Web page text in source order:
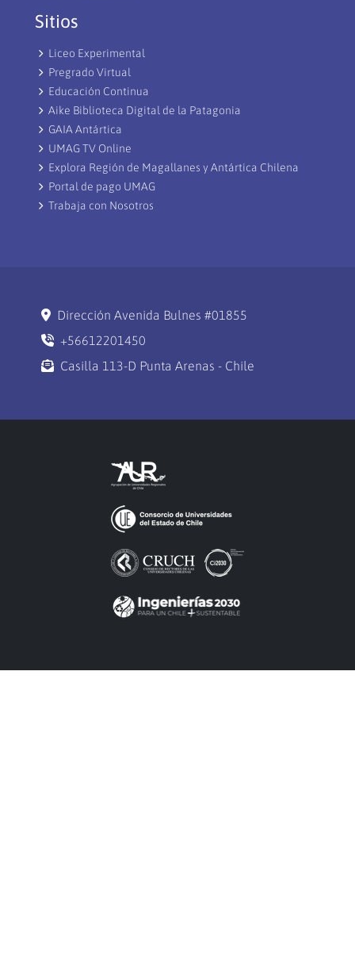
Sitios
Liceo Experimental
Pregrado Virtual
Educación Continua
Aike Biblioteca Digital de la Patagonia
GAIA Antártica
UMAG TV Online
Explora Región de Magallanes y Antártica Chilena
Portal de pago UMAG
Trabaja con Nosotros
Dirección Avenida Bulnes #01855
+56612201450
Casilla 113-D Punta Arenas - Chile